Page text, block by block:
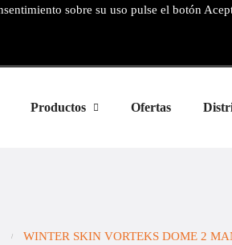
sobre su uso pulse el botón
Productos Ofertas
WINTER SKIN VORTEKS DOME 2